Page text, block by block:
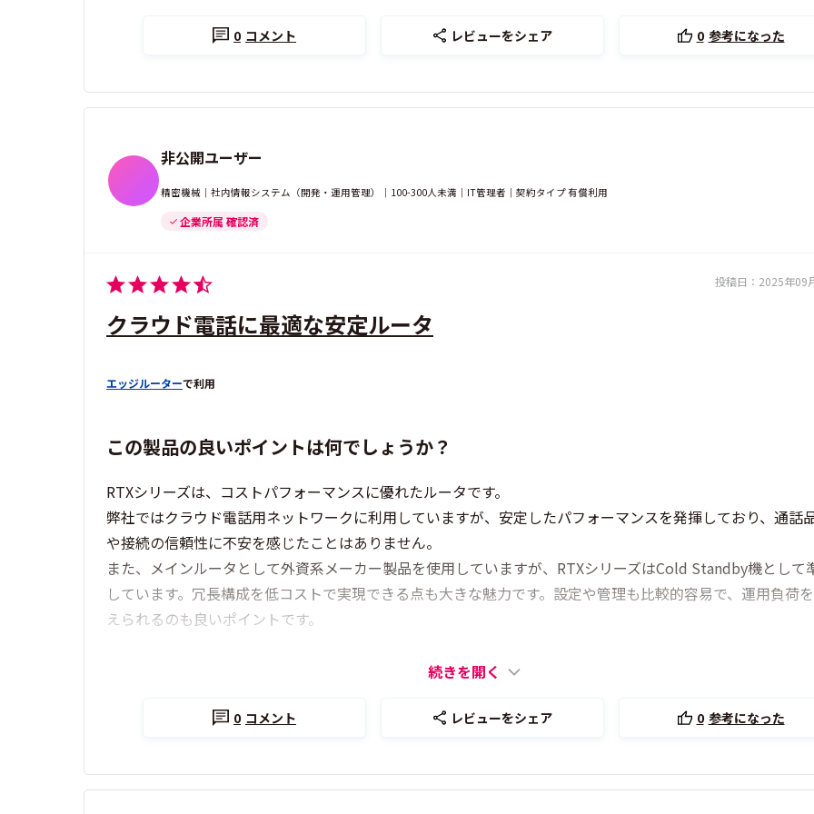
0 コメント レビューをシェア 0 参考になった
非公開ユーザー
精密機械｜社内情報システム（開発・運用管理）｜100-300人未満｜IT管理者｜契約タイプ 有償利用
企業所属 確認済
投稿日： 2025年09
クラウド電話に最適な安定ルータ
エッジルーターで利用
この製品の良いポイントは何でしょうか？
RTXシリーズは、コストパフォーマンスに優れたルータです。
弊社ではクラウド電話用ネットワークに利用していますが、安定したパフォーマンスを発揮しており、通話
や接続の信頼性に不安を感じたことはありません。
また、メインルータとして外資系メーカー製品を使用していますが、RTXシリーズはCold Standby機として
しています。冗長構成を低コストで実現できる点も大きな魅力です。設定や管理も比較的容易で、運用負荷
えられるのも良いポイントです。
続きを開く
0 コメント レビューをシェア 0 参考になった